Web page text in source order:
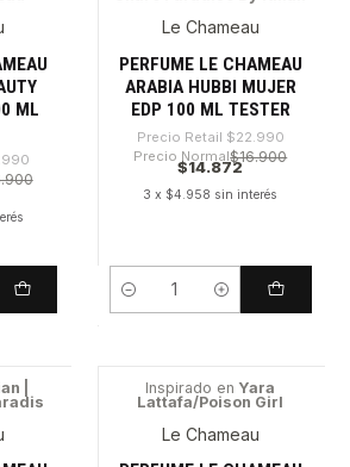
ML
-35%
Le Chameau
PERFUME LE CHAMEAU
ARABIA HUBBI MUJER
EDP 100 ML TESTER
Precio Retail $22.990
Precio Normal$16.900
$14.872
3 x $4.958 sin interés
Cantidad
|
-64%
Inspirado en Yara
Lattafa/Poison Girl
Le Chameau